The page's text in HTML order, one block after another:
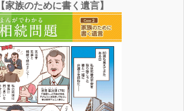
【家族のために書く遺言】